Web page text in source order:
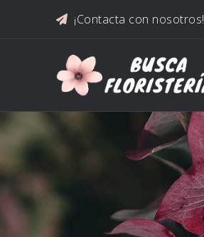
¡Contacta con nosotros!